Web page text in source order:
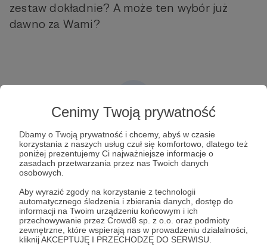
Cenimy Twoją prywatność
Dbamy o Twoją prywatność i chcemy, abyś w czasie
korzystania z naszych usług czuł się komfortowo, dlatego też
poniżej prezentujemy Ci najważniejsze informacje o
zasadach przetwarzania przez nas Twoich danych
osobowych.
Aby wyrazić zgody na korzystanie z technologii
automatycznego śledzenia i zbierania danych, dostęp do
informacji na Twoim urządzeniu końcowym i ich
przechowywanie przez Crowd8 sp. z o.o. oraz podmioty
zewnętrzne, które wspierają nas w prowadzeniu działalności,
kliknij AKCEPTUJĘ I PRZECHODZĘ DO SERWISU.
zestaw dokładnie? A może ten wybór już
dawno za Wami?
Post dostępny tylko dla Patronów
Aby zobaczyć ten materiał musisz być zalogowany
Zostań Patronem
Zaloguj się